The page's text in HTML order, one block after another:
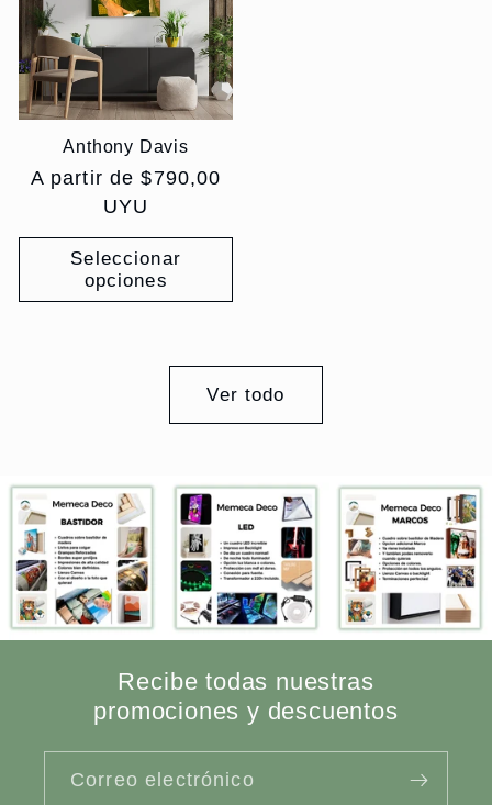
Anthony Davis
Precio
A partir de $790,00
UYU
Seleccionar
opciones
Ver todo
Recibe todas nuestras
promociones y descuentos
Correo electrónico